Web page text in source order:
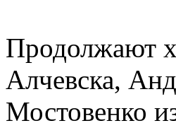
Продолжают
Алчевска,
Мостовенко